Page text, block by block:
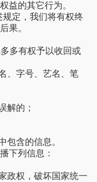
益的其它行为。
定，我们将有权终
果。
多有权予以收回或
、字号、艺名、笔
解的；
包含的信息。
下列信息：
政权，破坏国家统一